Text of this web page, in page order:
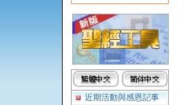
近期活動與感恩記事